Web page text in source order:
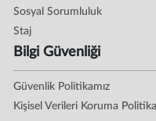
Sosyal Sorumluluk
Staj
Bilgi Güvenliği
Güvenlik Politikamız
Kişisel Verileri Koruma